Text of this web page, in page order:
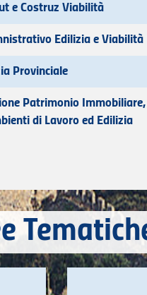
e Costruz Viabilità
Edilizia e Viabilità
Provinciale
Patrimonio Immobiliare,
di Lavoro ed Edilizia